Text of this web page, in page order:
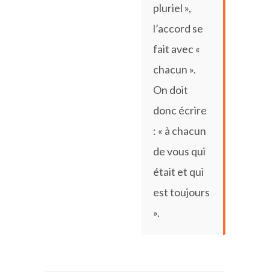
pluriel »,
l’accord se
fait avec «
chacun ».
On doit
donc écrire
: « à chacun
de vous qui
était et qui
est toujours
».